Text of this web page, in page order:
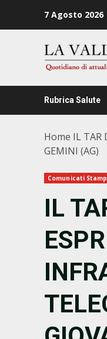
7 Agosto 2026
Rubrica Salute
Home IL TAR
GEMINI (AG)
Comunicati
IL